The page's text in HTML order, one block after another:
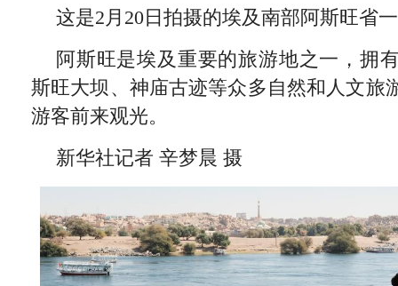
这是2月20日拍摄的埃及南部阿斯旺省
阿斯旺是埃及重要的旅游地之一，拥
斯旺大坝、神庙古迹等众多自然和人文旅
游客前来观光。
新华社记者 辛梦晨 摄